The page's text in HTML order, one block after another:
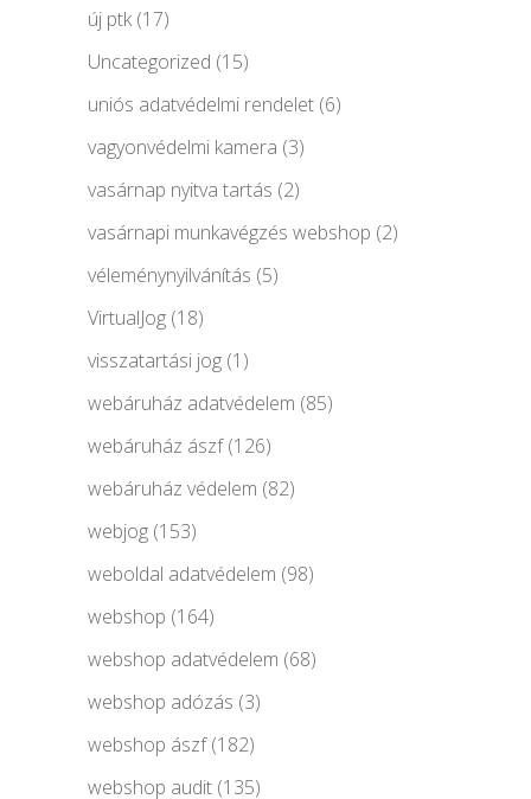
új ptk(17)
Uncategorized (15)
uniós adatvédelmi rendelet (6)
vagyonvédelmi kamera (3)
vasárnap nyitva tartás (2)
vasárnapi munkavégzés webshop (2)
véleménynyilvánítás (5)
VirtualJog (18)
visszatartási jog (1)
webáruház adatvédelem (85)
webáruház ászf(126)
webáruház védelem (82)
webjog (153)
weboldal adatvédelem (98)
webshop (164)
webshop adatvédelem (68)
webshop adózás (3)
webshop ászf(182)
webshop audit (135)